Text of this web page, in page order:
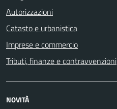
Autorizzazioni
Catasto e urbanistica
Imprese e commercio
Tributi, finanze e contravvenzioni
NOVITÀ